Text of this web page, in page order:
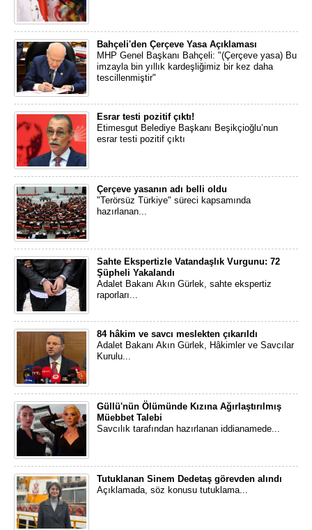
Bahçeli'den Çerçeve Yasa Açıklaması
MHP Genel Başkanı Bahçeli: "(Çerçeve yasa) Bu
imzayla bin yıllık kardeşliğimiz bir kez daha
tescillenmiştir"
Esrar testi pozitif çıktı!
Etimesgut Belediye Başkanı Beşikçioğlu’nun
esrar testi pozitif çıktı
Çerçeve yasanın adı belli oldu
"Terörsüz Türkiye" süreci kapsamında
hazırlanan...
Sahte Ekspertizle Vatandaşlık Vurgunu: 72
Şüpheli Yakalandı
Adalet Bakanı Akın Gürlek, sahte ekspertiz
raporları...
84 hâkim ve savcı meslekten çıkarıldı
Adalet Bakanı Akın Gürlek, Hâkimler ve Savcılar
Kurulu...
Güllü'nün Ölümünde Kızına Ağırlaştırılmış
Müebbet Talebi
Savcılık tarafından hazırlanan iddianamede...
Tutuklanan Sinem Dedetaş görevden alındı
Açıklamada, söz konusu tutuklama...